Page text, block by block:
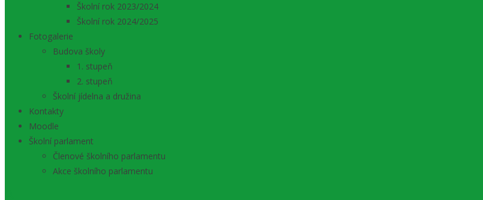
Školní rok 2023/2024
Školní rok 2024/2025
Fotogalerie
Budova školy
1. stupeň
2. stupeň
Školní jídelna a družina
Kontakty
Moodle
Školní parlament
Členové školního parlamentu
Akce školního parlamentu